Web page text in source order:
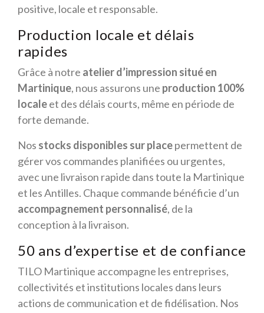
positive, locale et responsable.
Production locale et délais
rapides
Grâce à notre atelier d’impression situé en
Martinique, nous assurons une production 100%
localeet des délais courts, même en période de
forte demande.
Nos stocks disponibles sur placepermettent de
gérer vos commandes planifiées ou urgentes,
avec une livraison rapide dans toute la Martinique
et les Antilles. Chaque commande bénéficie d’un
accompagnement personnalisé, de la
conception à la livraison.
50 ans d’expertise et de confiance
TILO Martinique accompagne les entreprises,
collectivités et institutions locales dans leurs
actions de communication et de fidélisation. Nos